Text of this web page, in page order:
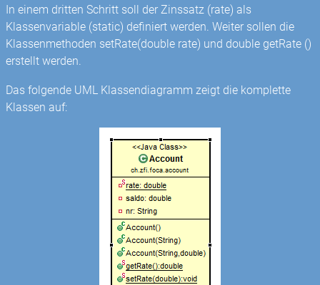
In einem dritten Schritt soll der Zinssatz (rate) als
Klassenvariable (static) definiert werden. Weiter sollen die
Klassenmethoden setRate(double rate) und double getRate ()
erstellt werden.
Das folgende UML Klassendiagramm zeigt die komplette
Klassen auf: